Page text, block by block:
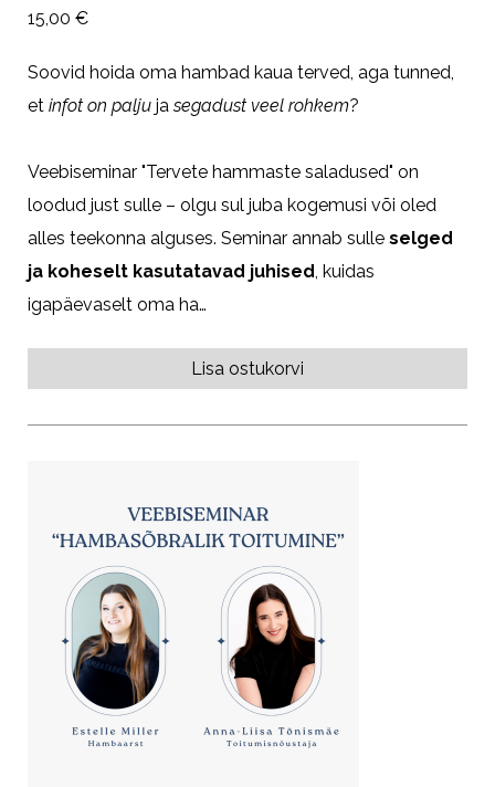
15,00 €
Soovid hoida oma hambad kaua terved, aga tunned,
et infot on palju jasegadust veel rohkem?
Veebiseminar "Tervete hammaste saladused" on
loodud just sulle – olgu sul juba kogemusi või oled
alles teekonna alguses. Seminar annab sulle selged
ja koheselt kasutatavad juhised, kuidas
igapäevaselt oma ha…
Lisa ostukorvi